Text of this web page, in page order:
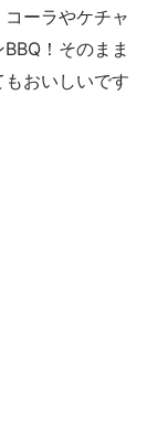
ーラやケチャ
！そのまま
おいしいです